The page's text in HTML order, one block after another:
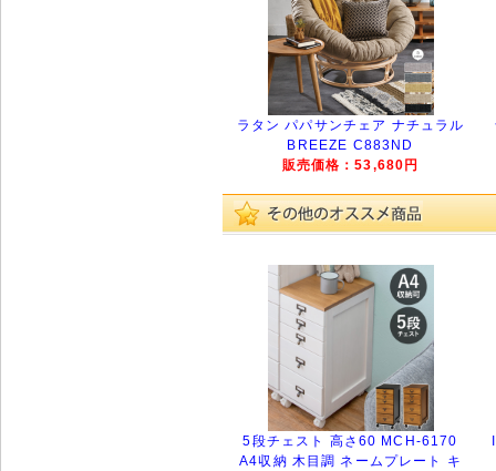
ラタン パパサンチェア ナチュラル
BREEZE C883ND
販売価格：53,680円
5段チェスト 高さ60 MCH-6170
A4収納 木目調 ネームプレート キ